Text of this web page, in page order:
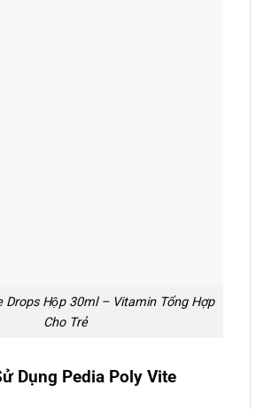
Drops Hộp 30ml – Vitamin Tổng Hợp
Cho Trẻ
Dụng Pedia Poly Vite